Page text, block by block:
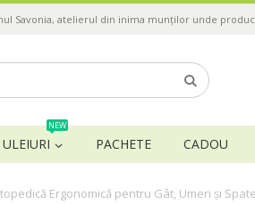
Savonia, atelierul din inima munților unde
ULEIURI
NEW
PACHETE CADOU
Ergonomică pentru Gât, Umeri și